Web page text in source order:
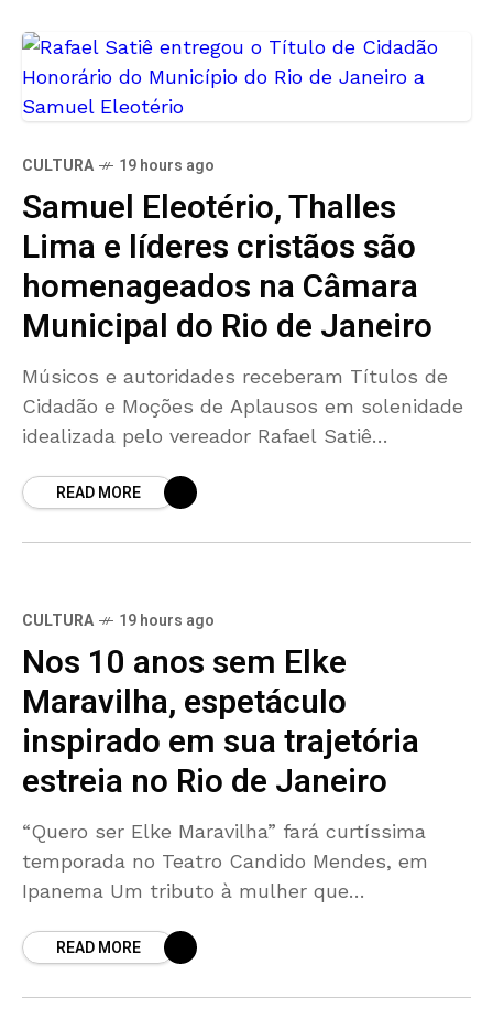
CULTURA 19 hours ago
Samuel Eleotério, Thalles
Lima e líderes cristãos são
homenageados na Câmara
Municipal do Rio de Janeiro
Músicos e autoridades receberam Títulos de
Cidadão e Moções de Aplausos em solenidade
idealizada pelo vereador Rafael Satiê
brasileiro desde 2025, a música gospel foi
READ MORE
CULTURA 19 hours ago
Nos 10 anos sem Elke
Maravilha, espetáculo
inspirado em sua trajetória
estreia no Rio de Janeiro
“Quero ser Elke Maravilha” fará curtíssima
temporada no Teatro Candido Mendes, em
Ipanema Um tributo à mulher que
liberdade. Nos 10
READ MORE